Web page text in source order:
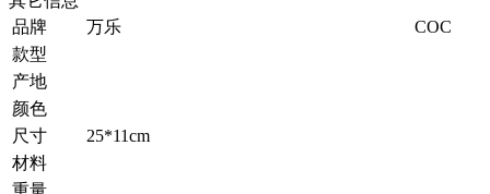
品牌
万乐
COC
款型
产地
颜色
尺寸
25*11cm
材料
重量